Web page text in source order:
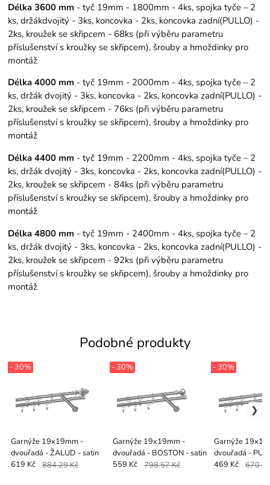
Délka 3600 mm - tyč 19mm - 1800mm - 4ks, spojka tyče – 2
ks, držákdvojitý - 3ks, koncovka - 2ks, koncovka zadní(PULLO) -
2ks, kroužek se skřipcem - 68ks (při výběru parametru
příslušenství s kroužky se skřipcem), šrouby a hmoždinky pro
montáž
Délka 4000 mm - tyč 19mm - 2000mm - 4ks, spojka tyče – 2
ks, držák dvojitý - 3ks, koncovka - 2ks, koncovka zadní(PULLO) -
2ks, kroužek se skřipcem - 76ks (při výběru parametru
příslušenství s kroužky se skřipcem), šrouby a hmoždinky pro
montáž
Délka 4400 mm - tyč 19mm - 2200mm - 4ks, spojka tyče – 2
ks, držák dvojitý - 3ks, koncovka - 2ks, koncovka zadní(PULLO) -
2ks, kroužek se skřipcem - 84ks (při výběru parametru
příslušenství s kroužky se skřipcem), šrouby a hmoždinky pro
montáž
Délka 4800 mm - tyč 19mm - 2400mm - 4ks, spojka tyče – 2
ks, držák dvojitý - 3ks, koncovka - 2ks, koncovka zadní(PULLO) -
2ks, kroužek se skřipcem - 92ks (při výběru parametru
příslušenství s kroužky se skřipcem), šrouby a hmoždinky pro
montáž
Podobné produkty
Garnýže 19x19mm -
dvouřadá - ŽALUD - satin
- 30%
619 Kč 884.29 Kč
Garnýže 19x19mm -
dvouřadá - BOSTON - satin
- 30%
559 Kč 798.57 Kč
Garnýže
dvouřadá -
- 30%
469 Kč 670 Kč